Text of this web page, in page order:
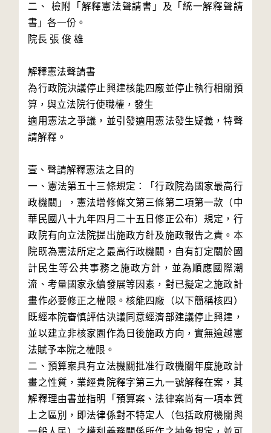
二、 檢附「解釋憲法聲請書」及「統一解釋聲請
書」各一份。
院長 張 俊 雄
解釋憲法聲請書
為行政院決議停止興建核能四廠並停止執行相關預
算，與立法院行使職權，發生
適用憲法之爭議，並引發適用憲法發生疑義，特聲
請解釋。
壹、聲請解釋憲法之目的
一、憲法第五十三條規定：「行政院為國家最高行
政機關」，憲法增修條文第三條第二項第一款（中
華民國八十九年四月二十五日修正公布）規定，行
政院有向立法院提出施政方針及施政報告之責。本
院既為憲法所定之最高行政機關，自有訂定關於國
計民生等公共事務之施政方針，並為順應國際潮
流、考量國家永續發展等因素，對已擬定之施政計
畫作必要修正之權限。核能四廠（以下簡稱核四）
既經本院審慎評估決議同意經濟部建議停止興建，
並以建立非核家園作為日後施政方向，實無逾越憲
法賦予本院之權限。
二、預算案具有立法機關批准行政機關年度施政計
畫之性質，業經貴院釋字第三九一號解釋在案，其
解釋理由書並指明「預算案、法律案尚有一項本質
上之區別，即法律係對不特定人（包括政府機關與